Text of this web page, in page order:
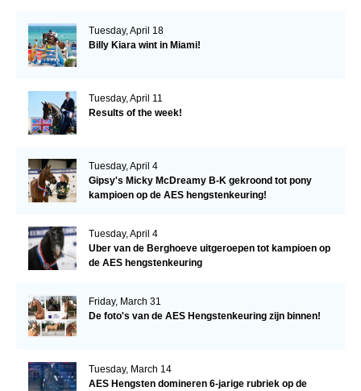
Tuesday, April 18
Billy Kiara wint in Miami!
Tuesday, April 11
Results of the week!
Tuesday, April 4
Gipsy's Micky McDreamy B-K gekroond tot pony
kampioen op de AES hengstenkeuring!
Tuesday, April 4
Uber van de Berghoeve uitgeroepen tot kampioen op
de AES hengstenkeuring
Friday, March 31
De foto's van de AES Hengstenkeuring zijn binnen!
Tuesday, March 14
AES Hengsten domineren 6-jarige rubriek op de